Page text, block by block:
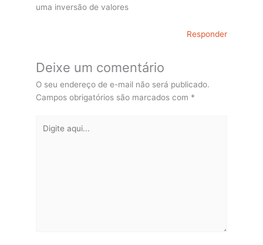
uma inversão de valores
Responder
Deixe um comentário
O seu endereço de e-mail não será publicado.
Campos obrigatórios são marcados com *
aqui...